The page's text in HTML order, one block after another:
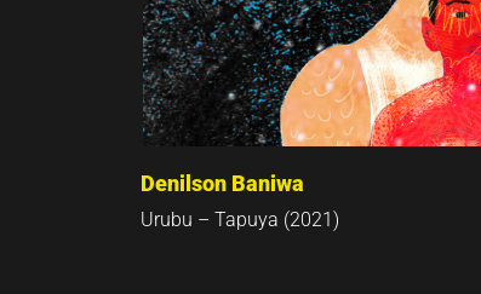
Denilson Baniwa
Urubu – Tapuya (2021)